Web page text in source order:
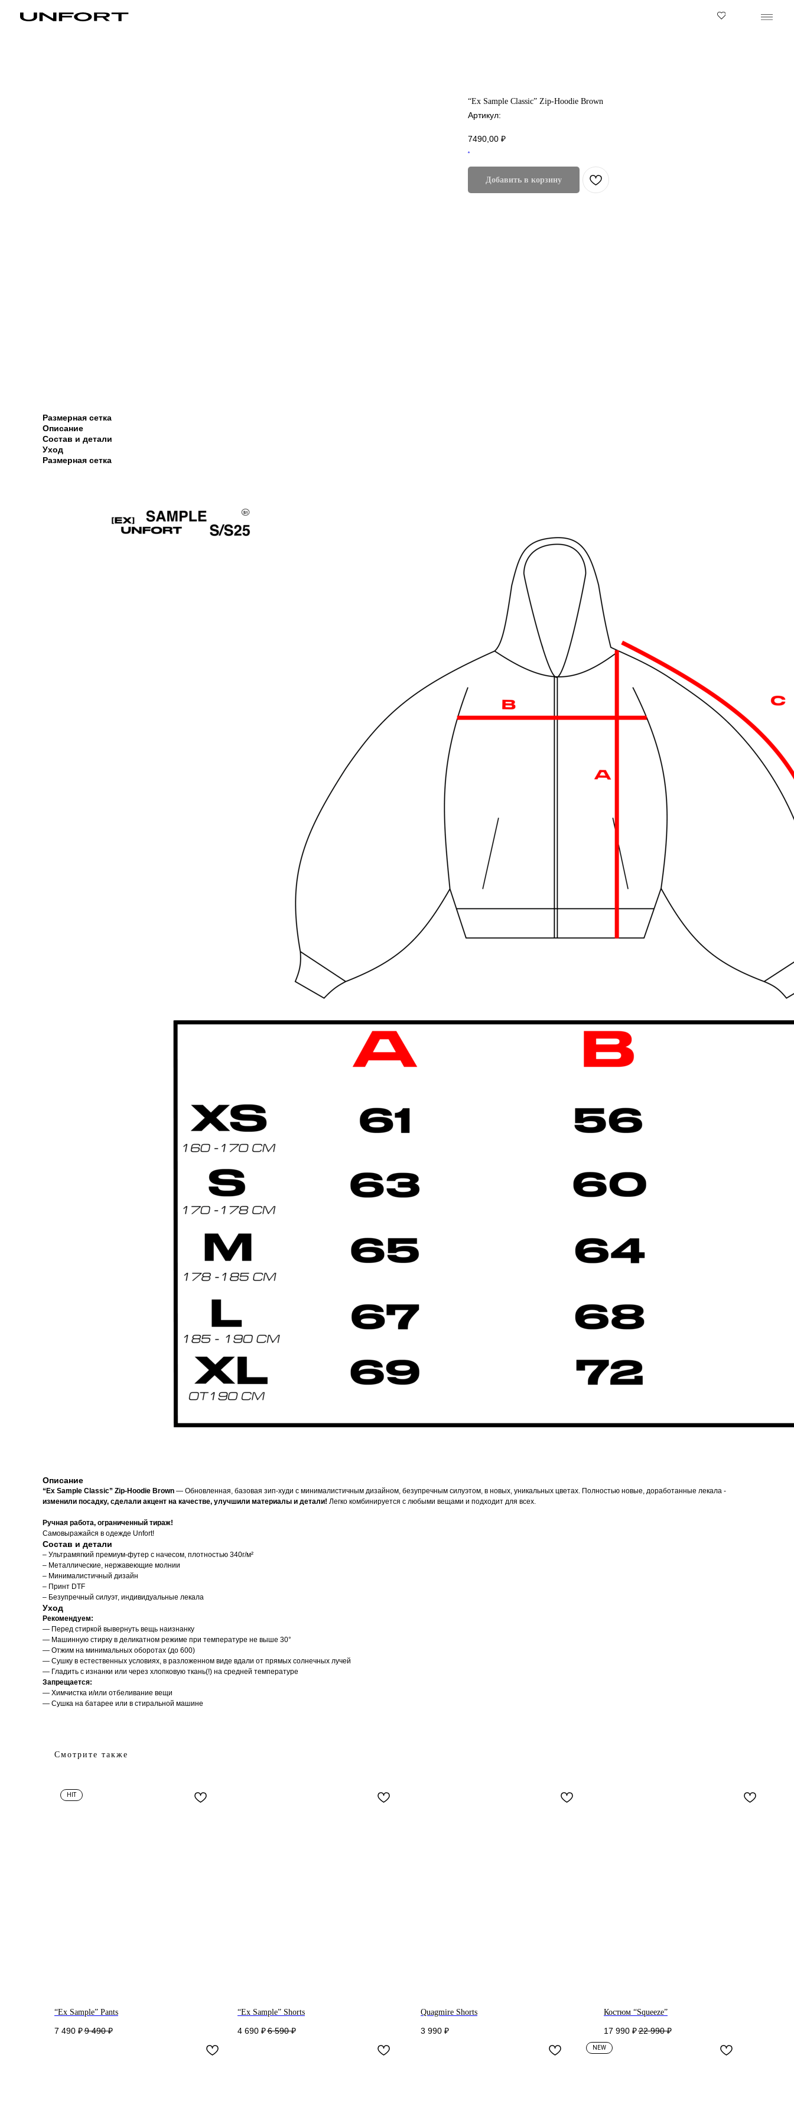
“Ex Sample Classic” Zip-Hoodie Brown
Артикул:
7490,00 ₽
.
Добавить в корзину
Размерная сетка
Описание
Состав и детали
Уход
Размерная сетка
Описание
“Ex Sample Classic” Zip-Hoodie Brown — Обновленная, базовая зип-худи с минималистичным дизайном, безупречным силуэтом, в новых, уникальных цветах. Полностью новые, доработанные лекала -
изменили посадку, сделали акцент на качестве, улучшили материалы и детали! Легко комбинируется с любыми вещами и подходит для всех.
Ручная работа, ограниченный тираж!
Самовыражайся в одежде Unfort!
Состав и детали
– Ультрамягкий премиум-футер с начесом, плотностью 340г/м²
– Металлические, нержавеющие молнии
– Минималистичный дизайн
– Принт DTF
– Безупречный силуэт, индивидуальные лекала
Уход
Рекомендуем:
— Перед стиркой вывернуть вещь наизнанку
— Машинную стирку в деликатном режиме при температуре не выше 30°
— Отжим на минимальных оборотах (до 600)
— Сушку в естественных условиях, в разложенном виде вдали от прямых солнечных лучей
— Гладить с изнанки или через хлопковую ткань(!) на средней температуре
Запрещается:
— Химчистка и/или отбеливание вещи
— Сушка на батарее или в стиральной машине
Смотрите также
HIT
“Ex Sample” Pants
7 490 ₽9 490 ₽
“Ex Sample” Shorts
4 690 ₽6 590 ₽
Quagmire Shorts
3 990 ₽
Костюм “Squeeze”
17 990 ₽22 990 ₽
NEW